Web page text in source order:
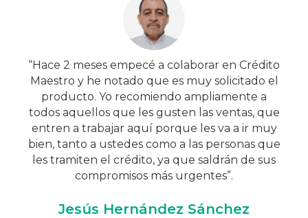
“Hace 2 meses empecé a colaborar en Crédito
Maestro y he notado que es muy solicitado el
producto. Yo recomiendo ampliamente a
todos aquellos que les gusten las ventas, que
entren a trabajar aquí porque les va a ir muy
bien, tanto a ustedes como a las personas que
les tramiten el crédito, ya que saldrán de sus
compromisos más urgentes”.
Jesús Hernández Sánchez